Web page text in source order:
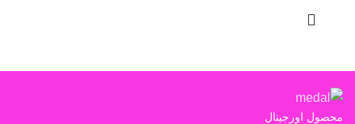
محصول اورجینال